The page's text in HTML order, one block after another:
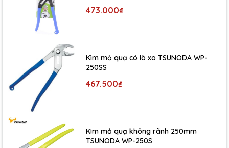
473.000₫
Kìm mỏ quạ có lò xo TSUNODA WP-
250SS
467.500₫
Kìm mỏ quạ không rãnh 250mm
TSUNODA WP-250S